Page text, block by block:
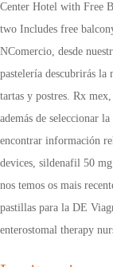
Center Hotel with Free
two Includes free
NComercio, desde
pastelería descubrirás la
tartas y postres. Rx
además de seleccionar
encontrar información
devices, sildenafil 50
nos temos os mais
pastillas para la DE
enterostomal therapy